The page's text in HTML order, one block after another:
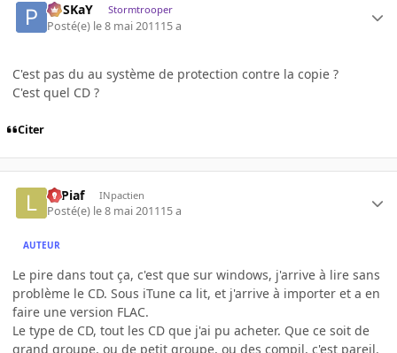
PoSKaY Stormtrooper
Posté(e) le 8 mai 201115 a
C'est pas du au système de protection contre la copie ?
C'est quel CD ?
Citer
LePiaf INpactien
Posté(e) le 8 mai 201115 a
AUTEUR
Le pire dans tout ça, c'est que sur windows, j'arrive à lire sans
problème le CD. Sous iTune ca lit, et j'arrive à importer et a en
faire une version FLAC.
Le type de CD, tout les CD que j'ai pu acheter. Que ce soit de
grand groupe, ou de petit groupe, ou des compil, c'est pareil.